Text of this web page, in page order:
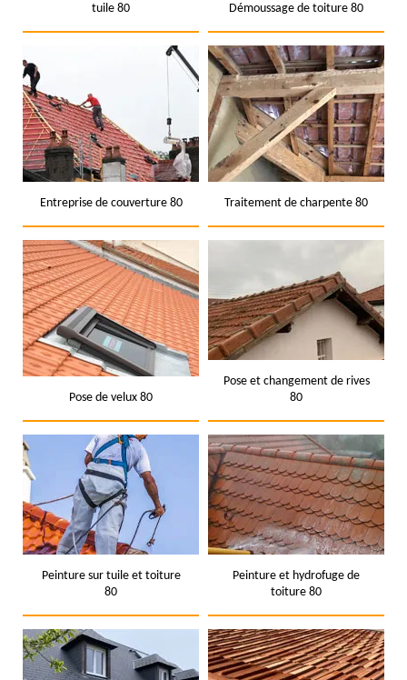
tuile 80
Démoussage de toiture 80
Entreprise de couverture 80 Traitement de charpente 80
Pose de velux 80
Pose et changement de rives
80
Peinture sur tuile et toiture
80
Peinture et hydrofuge de
toiture 80